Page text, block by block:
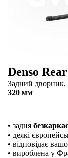
Denso Rear
Задний дворник,
320 мм
• задня
• деякі
• відповідає
• вироблена у